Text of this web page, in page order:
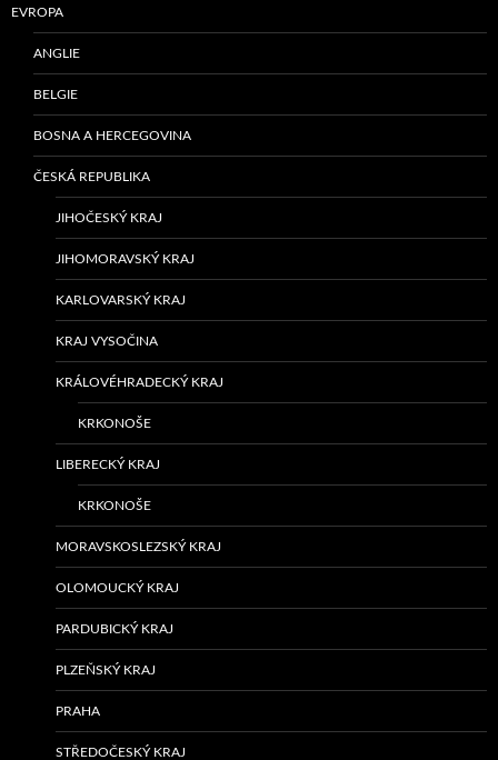
EVROPA
ANGLIE
BELGIE
BOSNA A HERCEGOVINA
ČESKÁ REPUBLIKA
JIHOČESKÝ KRAJ
JIHOMORAVSKÝ KRAJ
KARLOVARSKÝ KRAJ
KRAJ VYSOČINA
KRÁLOVÉHRADECKÝ KRAJ
KRKONOŠE
LIBERECKÝ KRAJ
KRKONOŠE
MORAVSKOSLEZSKÝ KRAJ
OLOMOUCKÝ KRAJ
PARDUBICKÝ KRAJ
PLZEŇSKÝ KRAJ
PRAHA
STŘEDOČESKÝ KRAJ